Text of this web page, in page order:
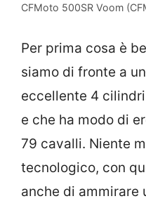
CFMoto 500SR Voom
Per prima cosa è
siamo di fronte a
eccellente 4
e che ha modo di
79 cavalli. Niente
tecnologico, con
anche di ammirare